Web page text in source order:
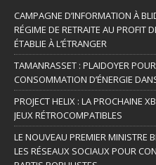
CAMPAGNE D’INFORMATION À
RÉGIME DE RETRAITE AU PROFIT
ÉTABLIE À L’ÉTRANGER
TAMANRASSET : PLAIDOYER
CONSOMMATION D’ÉNERGIE
PROJECT HELIX : LA PROCHAINE
JEUX RÉTROCOMPATIBLES
LE NOUVEAU PREMIER MINISTRE
LES RÉSEAUX SOCIAUX POUR